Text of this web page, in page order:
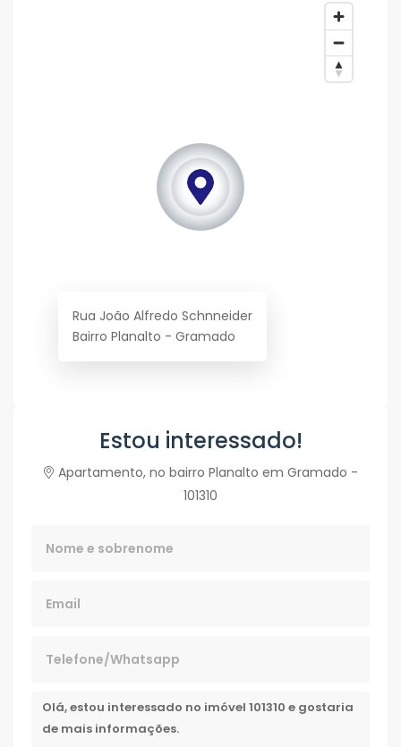
Rua João Alfredo Schnneider
Bairro Planalto - Gramado
Estou interessado!
Apartamento, no bairro Planalto em Gramado -
101310